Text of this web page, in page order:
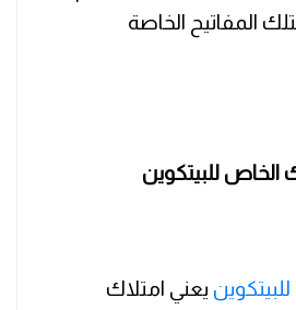
المفاتيح الخاصة
للبيتكوين يعني امتلاك